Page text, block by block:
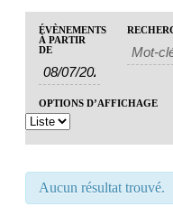
Recherche
et
navigation
de
vues
Évènements
Rechercher
Évènements
ÉVÈNEMENTS
À PARTIR
DE
Navigation
de
vues
OPTIONS D’AFFICHAGE
Aucun résultat trouvé.